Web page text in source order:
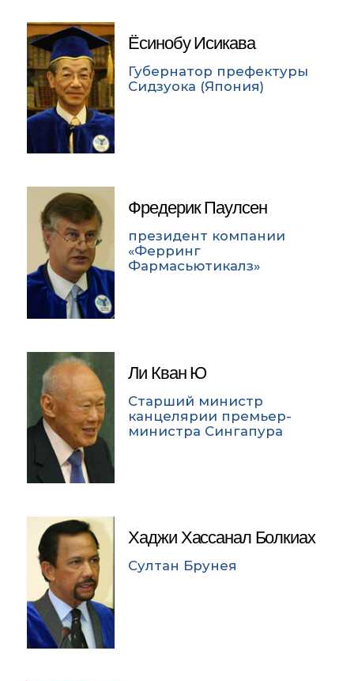
Ёсинобу Исикава
Губернатор префектуры
Сидзуока (Япония)
Фредерик Паулсен
президент компании
«Ферринг
Фармасьютикалз»
Ли Кван Ю
Старший министр
канцелярии премьер-
министра Сингапура
Хаджи Хассанал Болкиах
Султан Брунея